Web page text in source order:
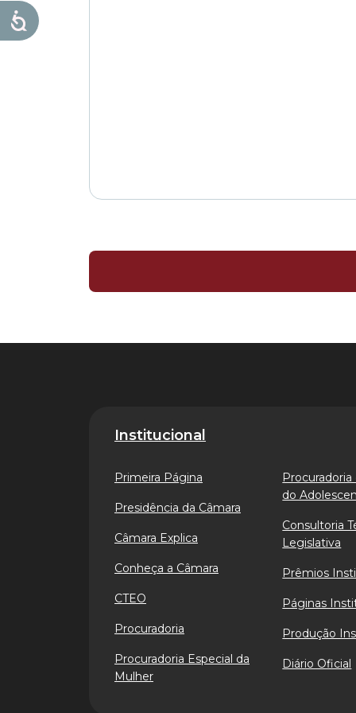
Institucional
Primeira Página
Presidência da Câmara
Câmara Explica
Conheça a Câmara
CTEO
Procuradoria
Procuradoria Especial da
Mulher
Procuradoria
do
Consultoria
Legislativa
Prêmios
Páginas
Produção
Diário Oficial